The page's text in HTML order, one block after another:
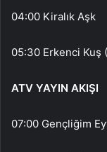
04:00 Kiralık Aşk
05:30 Erkenci Kuş
ATV YAYIN AKIŞI
07:00 Gençliğim